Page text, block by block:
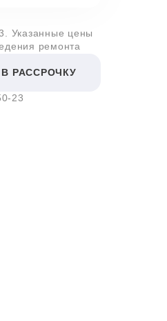
. Указанные цены
ремонта
РАССРОЧКУ
23